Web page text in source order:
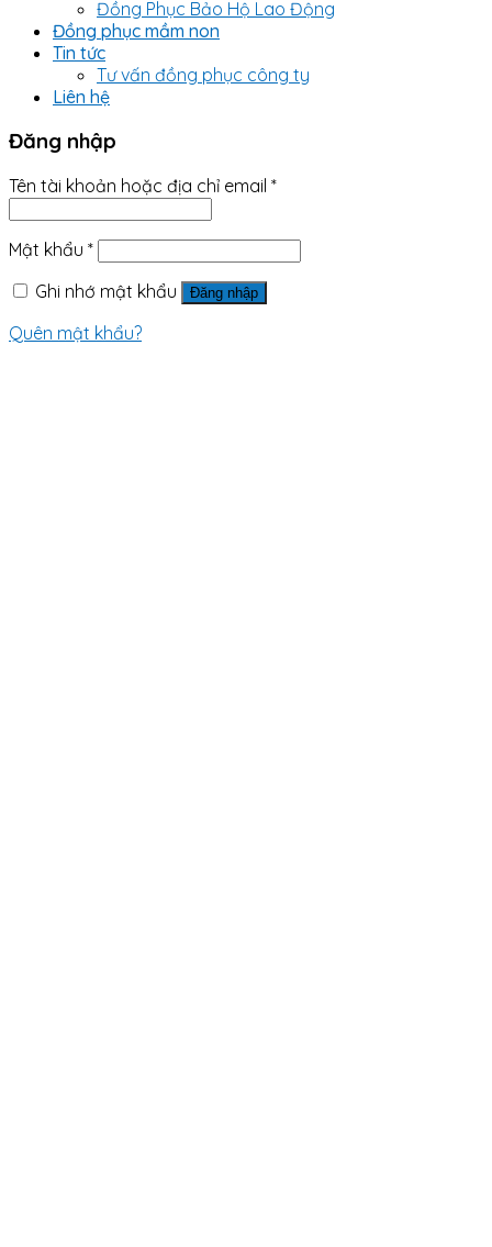
Đồng Phục Bảo Hộ Lao Động
Đồng phục mầm non
Tin tức
Tư vấn đồng phục công ty
Liên hệ
Đăng nhập
Tên tài khoản hoặc địa chỉ email *
Mật khẩu *
Ghi nhớ mật khẩu
Đăng nhập
Quên mật khẩu?